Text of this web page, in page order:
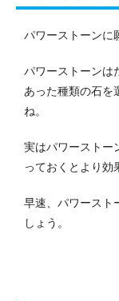
パワーストーンに
パワーストーンは
あった種類の石を
ね。
実はパワーストー
っておくとより効
早速、パワースト
しょう。